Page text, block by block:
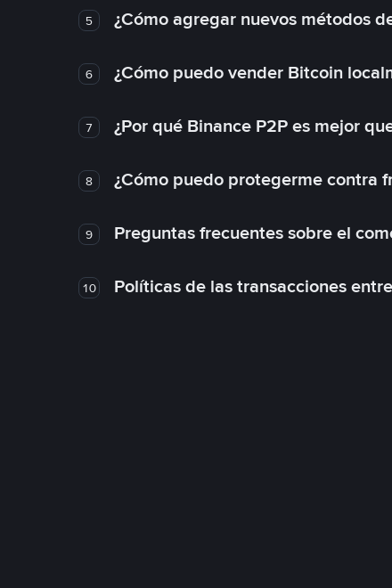
5 ¿Cómo agregar nuevos métodos
6 ¿Cómo puedo vender Bitcoin
7 ¿Por qué Binance P2P es mejor
8 ¿Cómo puedo protegerme contra
9 Preguntas frecuentes sobre el
10 Políticas de las transacciones